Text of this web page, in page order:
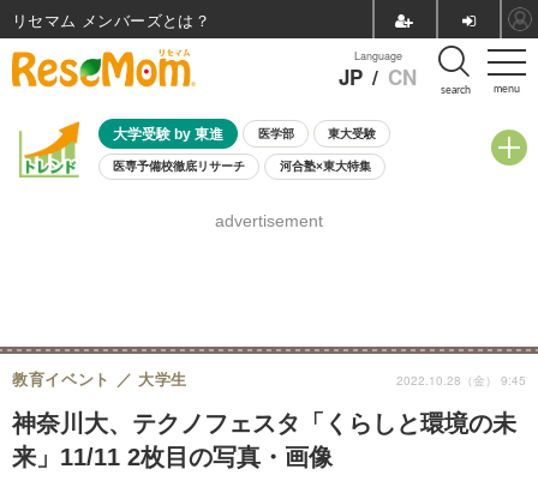
menu
Language
JP / CN search
大学受験 by 東進 医学部 東大受験
医専予備校徹底リサーチ 河合塾×東大特集
8月開催学校説明会・相談会
advertisement
神奈川大、テクノフェスタ「くらしと環境の未
来」11/11 2枚目の写真・画像
教育イベント 大学生 2022.10.28（金） 9:45
リセマム メンバーズ